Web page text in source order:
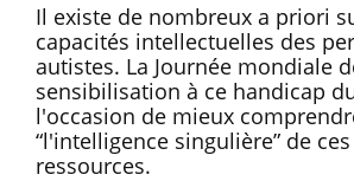
Il existe de nombreux a priori
capacités intellectuelles des
autistes. La Journée mondiale
sensibilisation à ce handicap
l'occasion de mieux
“l'intelligence singulière” de
ressources.